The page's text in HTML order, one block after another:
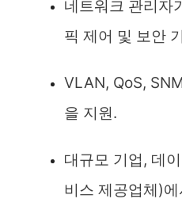
네트워크 관리자
픽 제어 및 보안
VLAN, QoS,
을 지원.
대규모 기업, 데
비스 제공업체)